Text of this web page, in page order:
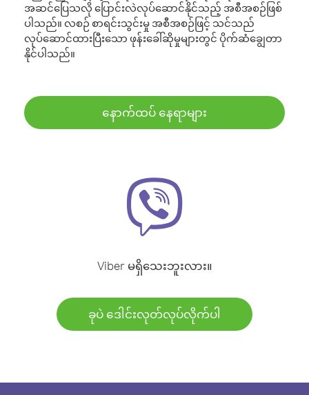
အဆင်ပြေသလို ပြောင်းလဲလုပ်ဆောင်နိုင်သည့် အစီအစဉ်ဖြစ်
ပါသည်။ လစဉ် စာရင်းသွင်းမှု အစီအစဉ်ဖြင့် သင်သည်
လုပ်ဆောင်ထားပြီးသော ဖုန်းခေါ်ဆိုမှုများတွင် ပိုက်ဆံချွေတာ
နိုင်ပါသည်။
နောက်ထပ် နေရာများ
Viber မရှိသေးဘူးလား။
ခုပဲ ဒေါင်းလုတ်လုပ်လိုက်ပါ